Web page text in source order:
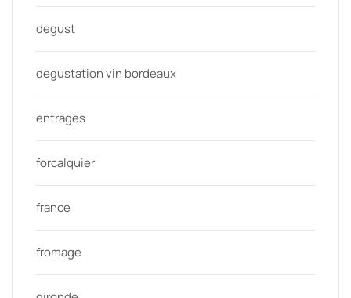
degust
degustation vin bordeaux
entrages
forcalquier
france
fromage